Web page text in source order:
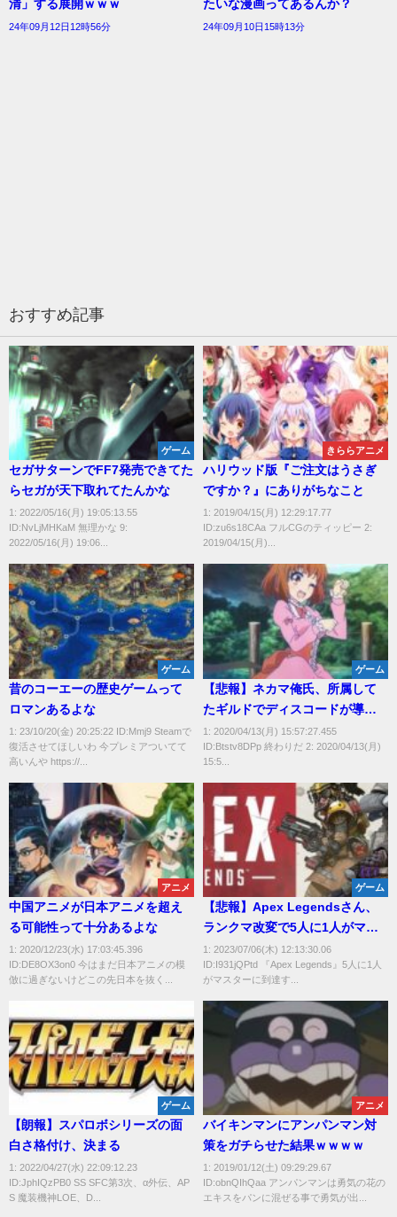
清」する展開ｗｗｗ
24年09月12日12時56分
たいな漫画ってあるんか？
24年09月10日15時13分
おすすめ記事
ゲーム
セガサターンでFF7発売できてた
らセガが天下取れてたんかな
1: 2022/05/16(月) 19:05:13.55
ID:NvLjMHKaM 無理かな 9:
2022/05/16(月) 19:06...
きららアニメ
ハリウッド版『ご注文はうさぎ
ですか？』にありがちなこと
1: 2019/04/15(月) 12:29:17.77
ID:zu6s18CAa フルCGのティッピー 2:
2019/04/15(月)...
ゲーム
昔のコーエーの歴史ゲームって
ロマンあるよな
1: 23/10/20(金) 20:25:22 ID:Mmj9 Steamで
復活させてほしいわ 今プレミアついてて
高いんや https://...
ゲーム
【悲報】ネカマ俺氏、所属して
たギルドでディスコードが導入
される
1: 2020/04/13(月) 15:57:27.455
ID:Btstv8DPp 終わりだ 2: 2020/04/13(月)
15:5...
アニメ
中国アニメが日本アニメを超え
る可能性って十分あるよな
1: 2020/12/23(水) 17:03:45.396
ID:DE8OX3on0 今はまだ日本アニメの模
倣に過ぎないけどこの先日本を抜く...
ゲーム
【悲報】Apex Legendsさん、
ランクマ改変で5人に1人がマス
ターに到達する異常事態に
1: 2023/07/06(木) 12:13:30.06
ID:I931jQPtd 『Apex Legends』5人に1人
がマスターに到達す...
ゲーム
【朗報】スパロボシリーズの面
白さ格付け、決まる
1: 2022/04/27(水) 22:09:12.23
ID:JphIQzPB0 SS SFC第3次、α外伝、AP
S 魔装機神LOE、D...
アニメ
バイキンマンにアンパンマン対
策をガチらせた結果ｗｗｗｗ
1: 2019/01/12(土) 09:29:29.67
ID:obnQIhQaa アンパンマンは勇気の花の
エキスをパンに混ぜる事で勇気が出...